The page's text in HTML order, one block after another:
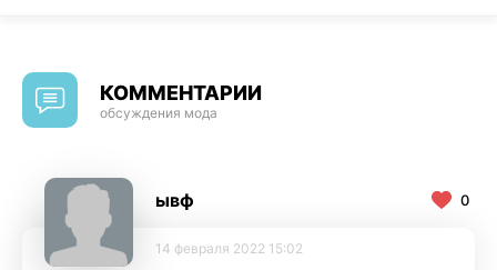
КОММЕНТАРИИ
обсуждения мода
ывф 0
14 февраля 2022 15:02